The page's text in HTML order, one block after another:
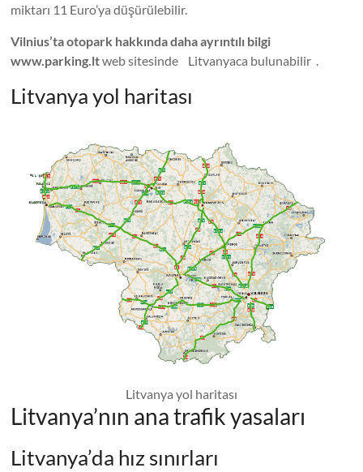
miktarı 11 Euro’ya düşürülebilir.
Vilnius’ta otopark hakkında daha ayrıntılı bilgi
www.parking.ltweb sitesinde Litvanyaca bulunabilir .
Litvanya yol haritası
Litvanya yol haritası
Litvanya’nın ana trafik yasaları
Litvanya’da hız sınırları